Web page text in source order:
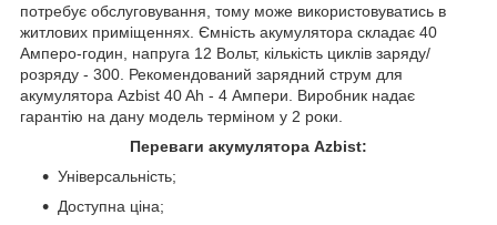
потребує обслуговування, тому може використовуватись в
житлових приміщеннях. Ємність акумулятора складає 40
Амперо-годин, напруга 12 Вольт, кількість циклів заряду/
розряду - 300. Рекомендований зарядний струм для
акумулятора Azbist 40 Ah - 4 Ампери. Виробник надає
гарантію на дану модель терміном у 2 роки.
Переваги акумулятора Azbist:
Універсальність;
Доступна ціна;